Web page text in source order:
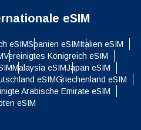
eSIM
eSIMSpanien eSIMItalien eSIM
Vereinigtes Königreich eSIM
Malaysia eSIMJapan eSIM
eSIMGriechenland eSIM
Arabische Emirate eSIM
eSIM